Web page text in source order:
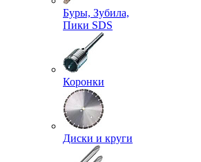
Буры, Зубила,
Пики SDS
Коронки
Диски и круги